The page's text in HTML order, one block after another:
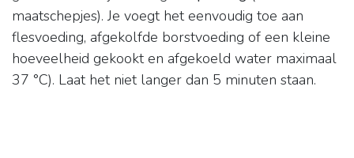
maatschepjes). Je voegt het eenvoudig toe aan
flesvoeding, afgekolfde borstvoeding of een kleine
hoeveelheid gekookt en afgekoeld water maximaal
37 °C). Laat het niet langer dan 5 minuten staan.